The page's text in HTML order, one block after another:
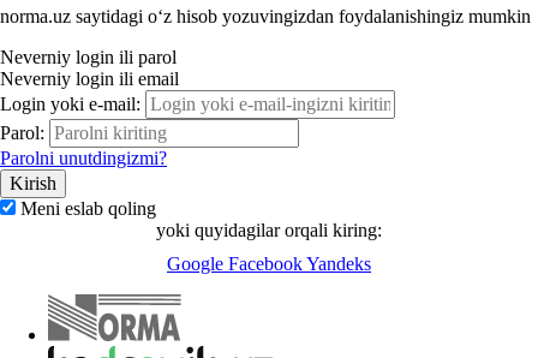
norma.uz saytidagi oʻz hisob yozuvingizdan foydalanishingiz mumkin
Neverniy login ili parol
Neverniy login ili email
Login yoki e-mail:
Parol:
Parolni unutdingizmi?
Meni eslab qoling
yoki quyidagilar orqali kiring:
Google FacebookYandeks